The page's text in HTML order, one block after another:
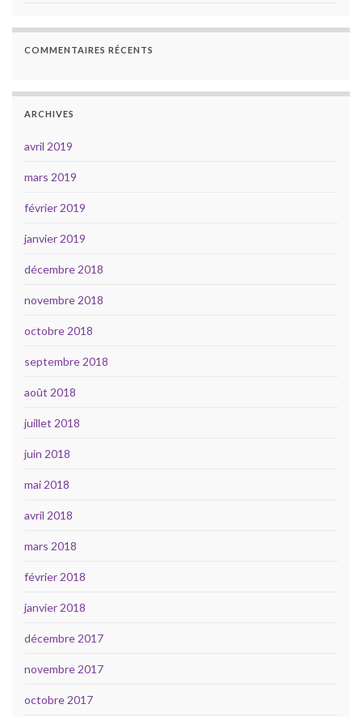
COMMENTAIRES RÉCENTS
ARCHIVES
avril 2019
mars 2019
février 2019
janvier 2019
décembre 2018
novembre 2018
octobre 2018
septembre 2018
août 2018
juillet 2018
juin 2018
mai 2018
avril 2018
mars 2018
février 2018
janvier 2018
décembre 2017
novembre 2017
octobre 2017